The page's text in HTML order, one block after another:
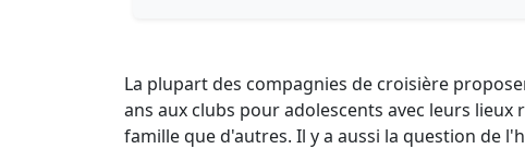
La plupart des compagnies de croisière
ans aux clubs pour adolescents avec leurs
famille que d'autres. Il y a aussi la question de